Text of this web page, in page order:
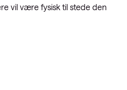
vil være fysisk til stede den